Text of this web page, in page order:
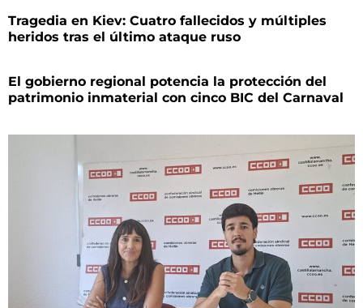
Tragedia en Kiev: Cuatro fallecidos y múltiples
heridos tras el último ataque ruso
El gobierno regional potencia la protección del
patrimonio inmaterial con cinco BIC del Carnaval